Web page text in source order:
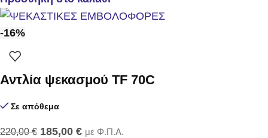
-16%
Αντλία ψεκασμού TF 70C
Σε απόθεμα
220,00€ 185,00 € με Φ.Π.Α.